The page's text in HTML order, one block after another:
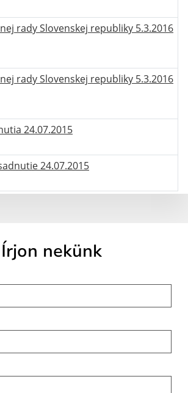
rady Slovenskej republiky 5.3.2016
rady Slovenskej republiky 5.3.2016
24.07.2015
24.07.2015
Írjon nekünk